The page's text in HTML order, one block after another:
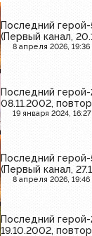
Последний
(Первый канал,
8 апреля 2026, 19:36
Последний
08.11.2002,
19 января 2024, 16:27
Последний
(Первый канал,
8 апреля 2026, 19:46
Последний
19.10.2002,